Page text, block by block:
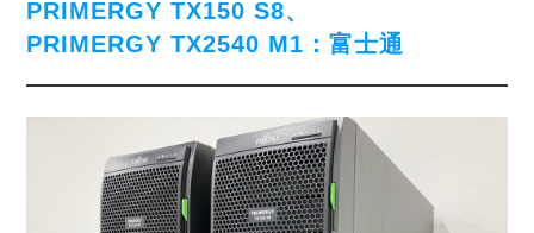
PRIMERGY TX150 S8、
PRIMERGY TX2540 M1：富士通